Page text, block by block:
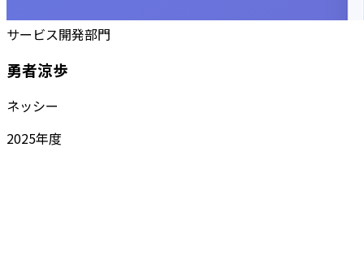
サービス開発部門
勇者涼歩
ネッシー
2025年度